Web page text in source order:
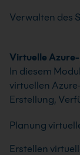
Verwalten des
Virtuelle
In diesem
virtuellen
Erstellung,
Planung
Erstellen